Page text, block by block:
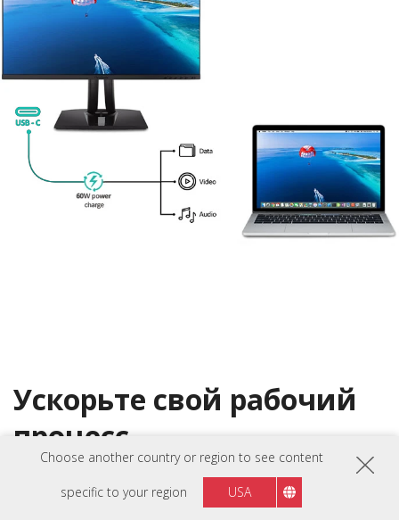
Choose another country or region to see content
specific to your region USA
Ускорьте свой рабочий
процесс
Работа в режиме многозадачности никогда не была такой
простой. Запускайте несколько окон рядом и
переключайтесь между ними в соответствии с